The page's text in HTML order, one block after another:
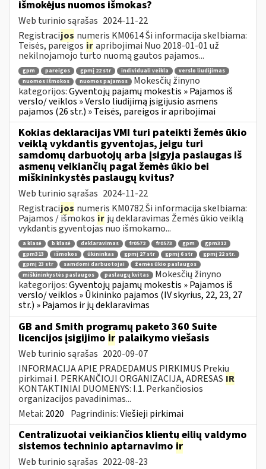
išmokėjus nuomos išmokas?
Web turinio sąrašas 2024-11-22
Registracijos numeris KM0614 Ši informacija skelbiama:
Teisės, pareigos irapribojimai Nuo 2018-01-01 už
nekilnojamojo turto nuomą gautos pajamos...
gpm pareigos gpmį 22 str individuali veikla
verslo liudijimas
nuomos išmokos
nuomos pajamos
Mokesčių žinyno
kategorijos:Gyventojų pajamų mokestis » Pajamos iš
verslo/ veiklos » Verslo liudijimą įsigijusio asmens
pajamos (26 str.) » Teisės, pareigos ir apribojimai
Kokias deklaracijas VMI turi pateikti žemės ūkio
veiklą vykdantis gyventojas, jeigu turi
samdomų darbuotojų arba įsigyja paslaugas iš
asmenų veikiančių pagal žemės ūkio bei
miškininkystės paslaugų kvitus?
Web turinio sąrašas 2024-11-22
Registracijos numeris KM0782 Ši informacija skelbiama:
Pajamos / išmokos ir jų deklaravimas Žemės ūkio veiklą
vykdantis gyventojas nuo išmokamo...
a klasė b klasė deklaravimas fr0572 fr0573 gpm
gpm312
gpm313
išmokos ūkininkas gpmį 27 str gpmį 6 str
gpmį 22 str.
gpmį 23 str
samdomi darbuotojai
žemės ūkio paslaugos
miškininkystės paslaugos
paslaugų kvitas
Mokesčių žinyno
kategorijos:Gyventojų pajamų mokestis » Pajamos iš
verslo/ veiklos » Ūkininko pajamos (IV skyrius, 22, 23, 27
str.) » Pajamos ir jų deklaravimas
GB and Smith programų paketo 360 Suite
licencijos įsigijimo ir palaikymo viešasis
Web turinio sąrašas 2020-09-07
INFORMACIJA APIE PRADEDAMUS PIRKIMUS Prekių
pirkimai I. PERKANČIOJI ORGANIZACIJA, ADRESAS IR
KONTAKTINIAI DUOMENYS: I.1. Perkančiosios
organizacijos pavadinimas...
Metai: 2020 Pagrindinis:Viešieji pirkimai
Centralizuotai veikiančios klientų eilių valdymo
sistemos techninio aptarnavimo ir
Web turinio sąrašas 2022-08-23